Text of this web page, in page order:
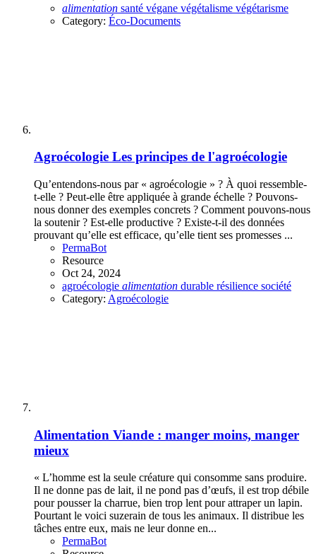
alimentation santé végane végétalisme végétarisme
Category: Éco-Documents
Agroécologie Les principes de l'agroécologie
Qu’entendons-nous par « agroécologie » ? À quoi ressemble-
t-elle ? Peut-elle être appliquée à grande échelle ? Pouvons-
nous donner des exemples concrets ? Comment pouvons-nous
la soutenir ? Est-elle productive ? Existe-t-il des données
prouvant qu’elle est efficace, qu’elle tient ses promesses ...
PermaBot
Resource
Oct 24, 2024
agroécologie alimentation durable résilience société
Category: Agroécologie
Alimentation Viande : manger moins, manger
mieux
« L’homme est la seule créature qui consomme sans produire.
Il ne donne pas de lait, il ne pond pas d’œufs, il est trop débile
pour pousser la charrue, bien trop lent pour attraper un lapin.
Pourtant le voici suzerain de tous les animaux. Il distribue les
tâches entre eux, mais ne leur donne en...
PermaBot